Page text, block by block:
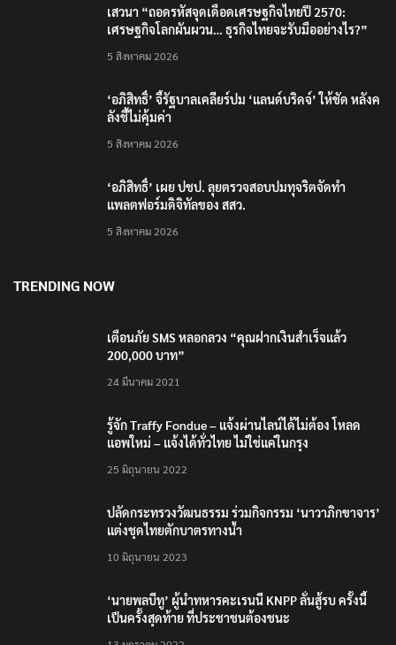
เสวนา “ถอดรหัสจุดเดือดเศรษฐกิจไทยปี 2570:
เศรษฐกิจโลกผันผวน… ธุรกิจไทยจะรับมืออย่างไร?”
5 สิงหาคม 2026
‘อภิสิทธิ์’ จี้รัฐบาลเคลียร์ปม ‘แลนด์บริดจ์’ ให้ชัด หลังค
ลังชี้ไม่คุ้มค่า
5 สิงหาคม 2026
‘อภิสิทธิ์’ เผย ปชป. ลุยตรวจสอบปมทุจริตจัดทำ
แพลตฟอร์มดิจิทัลของ สสว.
5 สิงหาคม 2026
TRENDING NOW
เตือนภัย SMS หลอกลวง “คุณฝากเงินสำเร็จแล้ว
200,000 บาท”
24 มีนาคม 2021
รู้จัก Traffy Fondue – แจ้งผ่านไลน์ได้ไม่ต้อง โหลด
แอพใหม่ – แจ้งได้ทั่วไทย ไม่ใช่แค่ในกรุง
25 มิถุนายน 2022
ปลัดกระทรวงวัฒนธรรม ร่วมกิจกรรม ‘นาวาภิกขาจาร’
แต่งชุดไทยตักบาตรทางน้ำ
10 มิถุนายน 2023
‘นายพลบีทู’ ผู้นำทหารคะเรนนี KNPP ลั่นสู้รบ ครั้งนี้
เป็นครั้งสุดท้าย ที่ประชาชนต้องชนะ